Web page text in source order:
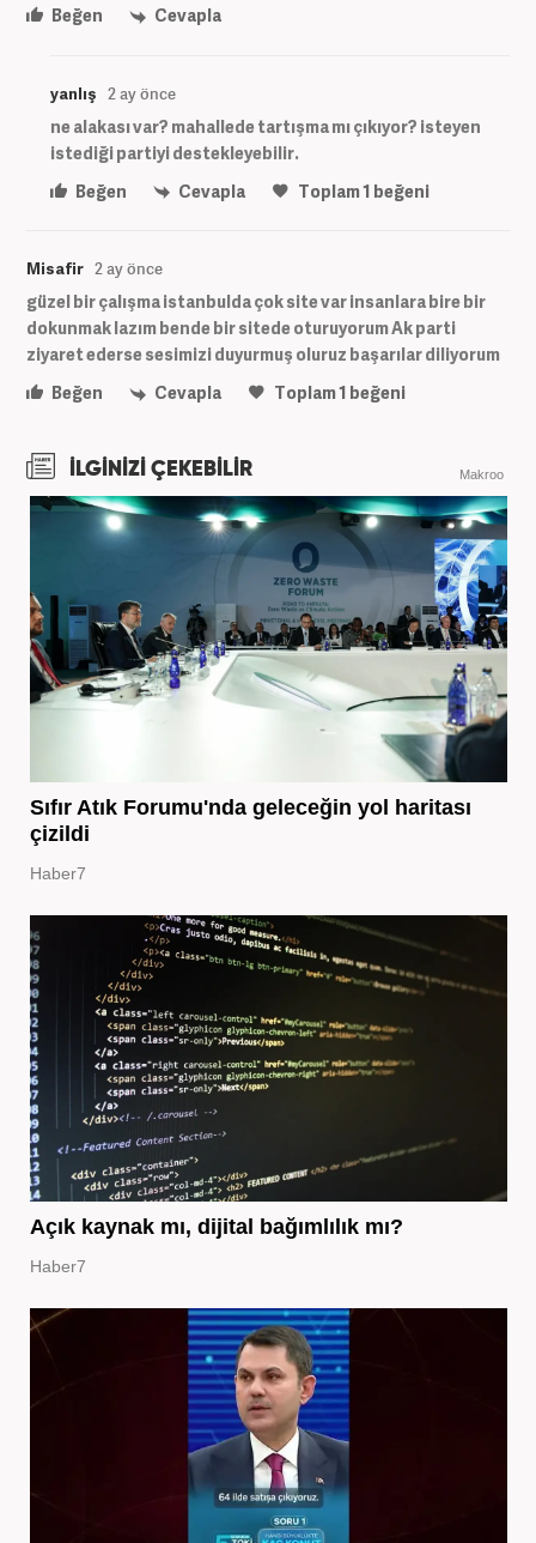
Beğen Cevapla
yanlış 2 ay önce
ne alakası var? mahallede tartışma mı çıkıyor? isteyen
istediği partiyi destekleyebilir.
Beğen
Cevapla Toplam1 beğeni
Misafir 2 ay önce
güzel bir çalışma istanbulda çok site var insanlara bire bir
dokunmak lazım bende bir sitede oturuyorum Ak parti
ziyaret ederse sesimizi duyurmuş oluruz başarılar diliyorum
Beğen
Cevapla Toplam1 beğeni
İLGİNİZİ ÇEKEBİLİR Makroo
Sıfır Atık Forumu'nda geleceğin yol haritası
çizildi
Haber7
Açık kaynak mı, dijital bağımlılık mı?
Haber7